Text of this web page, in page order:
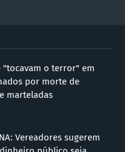
"tocavam o terror" em
por morte de
marteladas
Vereadores sugerem